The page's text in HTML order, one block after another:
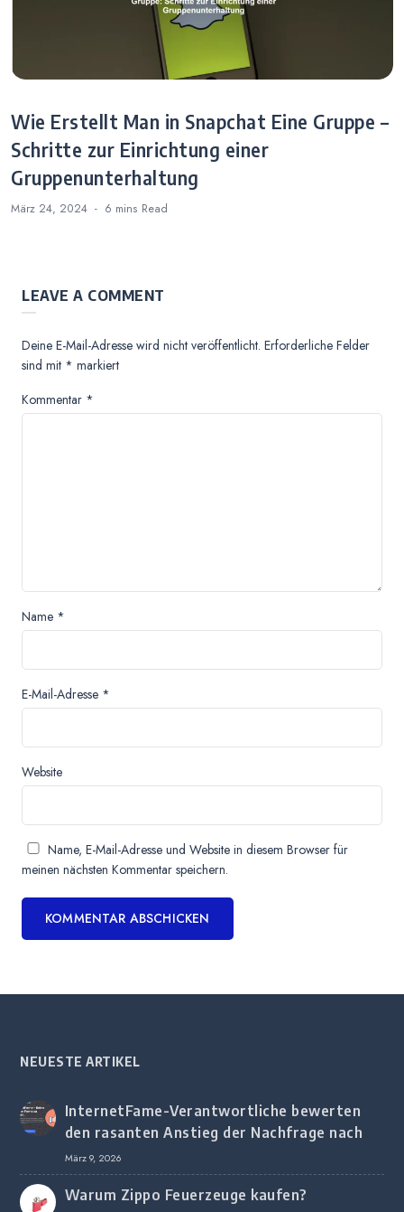
Wie Erstellt Man in Snapchat Eine Gruppe –
Schritte zur Einrichtung einer
Gruppenunterhaltung
März 24, 2024 6 mins Read
LEAVE A COMMENT
Deine E-Mail-Adresse wird nicht veröffentlicht. Erforderliche Felder
sind mit * markiert
Kommentar *
Name *
E-Mail-Adresse *
Website
Name, E-Mail-Adresse und Website in diesem Browser für
meinen nächsten Kommentar speichern.
NEUESTE ARTIKEL
InternetFame-Verantwortliche bewerten
den rasanten Anstieg der Nachfrage nach
digitalem Marketing bei deutschen
Unternehmen
März 9, 2026
Warum Zippo Feuerzeuge kaufen?